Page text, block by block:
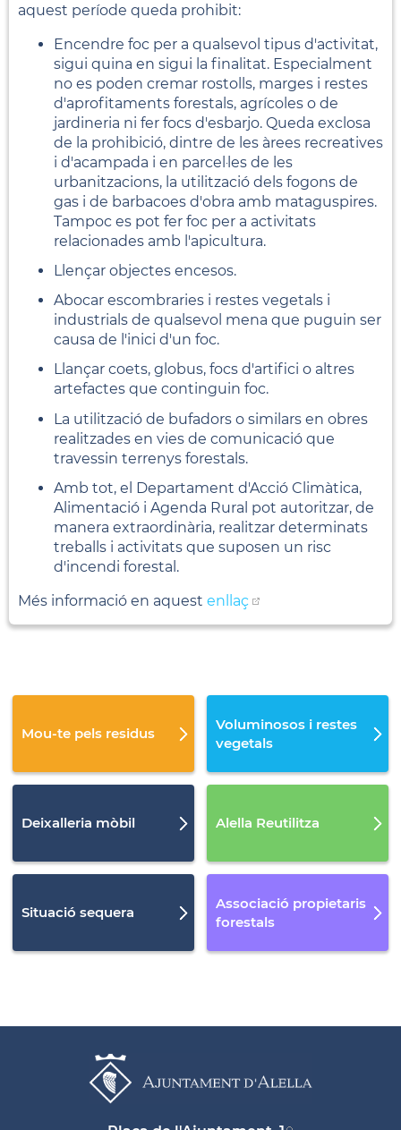
aquest període queda prohibit:
Encendre foc per a qualsevol tipus d'activitat,
sigui quina en sigui la finalitat. Especialment
no es poden cremar rostolls, marges i restes
d'aprofitaments forestals, agrícoles o de
jardineria ni fer focs d'esbarjo. Queda exclosa
de la prohibició, dintre de les àrees recreatives
i d'acampada i en parcel·les de les
urbanitzacions, la utilització dels fogons de
gas i de barbacoes d'obra amb mataguspires.
Tampoc es pot fer foc per a activitats
relacionades amb l'apicultura.
Llençar objectes encesos.
Abocar escombraries i restes vegetals i
industrials de qualsevol mena que puguin ser
causa de l'inici d'un foc.
Llançar coets, globus, focs d'artifici o altres
artefactes que continguin foc.
La utilització de bufadors o similars en obres
realitzades en vies de comunicació que
travessin terrenys forestals.
Amb tot, el Departament d'Acció Climàtica,
Alimentació i Agenda Rural pot autoritzar, de
manera extraordinària, realitzar determinats
treballs i activitats que suposen un risc
d'incendi forestal.
Més informació en aquest enllaç
Mou-te pels residus
Voluminosos i restes
vegetals
Deixalleria mòbil Alella Reutilitza
Situació sequera
Associació propietaris
forestals